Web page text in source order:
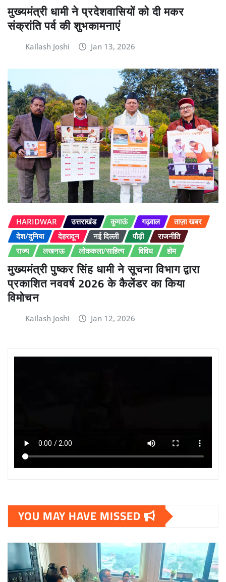
मुख्यमंत्री धामी ने प्रदेशवासियों को दी मकर
संक्रांति पर्व की शुभकामनाएं
Kailash Joshi Jan 13, 2026
HARIDWAR उत्तराखंड कुमाऊं गढ़वाल
ताज़ा खबर
देश/दुनिया
देहरादून नई दिल्ली पौड़ी
राजनीति
राज्य
लखनऊ लोककला/साहित्य विविध होम
मुख्यमंत्री पुष्कर सिंह धामी ने सूचना विभाग द्वारा
प्रकाशित नववर्ष 2026 के कैलेंडर का किया
विमोचन
Kailash Joshi Jan 12, 2026
YOU MAY HAVE MISSED